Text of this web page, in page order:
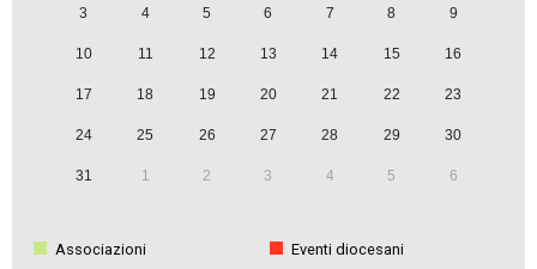
3 4 5 6 7 8 9
10 11 12 13 14 15 16
17 18 19 20 21 22 23
24 25 26 27 28 29 30
31 1 2 3 4 5 6
Associazioni
Eventi diocesani